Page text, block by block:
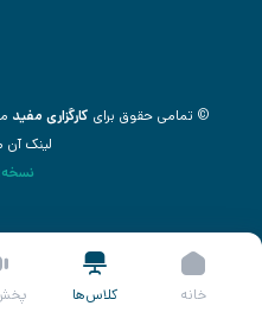
© تمامی حقوق برای کارگزاری مفید
لینک
نسخه:
خانه کلاس‌ها